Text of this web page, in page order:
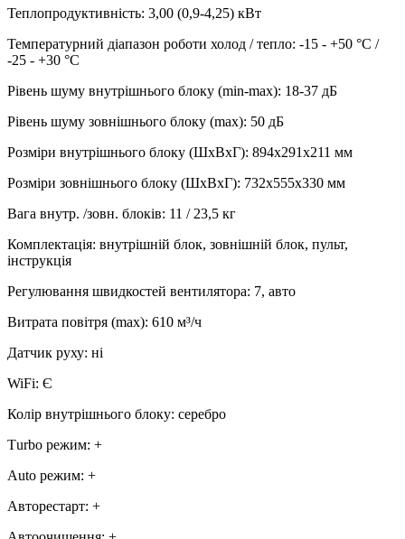
Теплопродуктивність: 3,00 (0,9-4,25) кВт
Температурний діапазон роботи холод / тепло: -15 - +50 °С /
-25 - +30 °С
Рівень шуму внутрішнього блоку (min-max): 18-37 дБ
Рівень шуму зовнішнього блоку (max): 50 дБ
Розміри внутрішнього блоку (ШхВхГ): 894х291х211 мм
Розміри зовнішнього блоку (ШхВхГ): 732х555х330 мм
Вага внутр. /зовн. блоків: 11 / 23,5 кг
Комплектація: внутрішній блок, зовнішній блок, пульт,
інструкція
Регулювання швидкостей вентилятора: 7, авто
Витрата повітря (max): 610 м³/ч
Датчик руху: ні
WiFi: Є
Колір внутрішнього блоку: серебро
Тurbo режим: +
Аuto режим: +
Авторестарт: +